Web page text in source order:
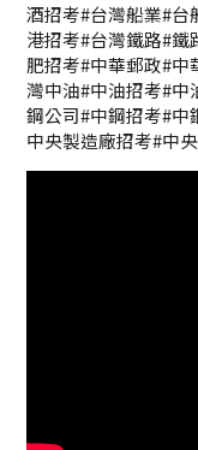
酒招考#台灣船業#台
港招考#台灣鐵路#鐵
肥招考#中華郵政#中
灣中油#中油招考#中
鋼公司#中鋼招考#中
中央製造廠招考#中